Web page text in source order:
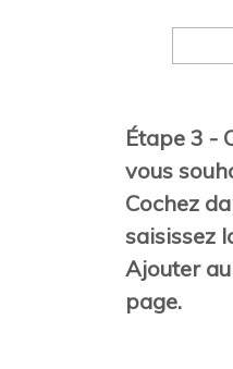
vous
Cochez
saisissez
Ajouter
page.